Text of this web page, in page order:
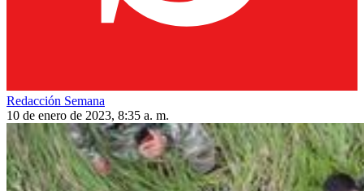
Redacción Semana
10 de enero de 2023, 8:35 a. m.